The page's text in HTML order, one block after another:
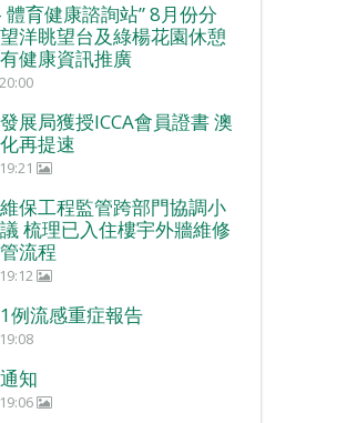
體育健康諮詢站” 8月份分
洋眺望台及綠楊花園休憩
健康資訊推廣
展局獲授ICCA會員證書 澳
再提速
保工程監管跨部門協調小
梳理已入住樓宇外牆維修
流程
例流感重症報告
知